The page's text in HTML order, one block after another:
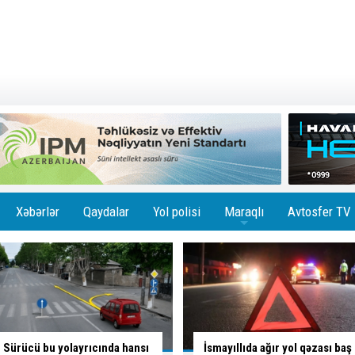
Xəbərlər Qaydalar Yol polisi Maraqlı Avtosfer TV
İsmayıllıda ağır yol qəzası baş Skuterlə necə gəldi yola çıxan